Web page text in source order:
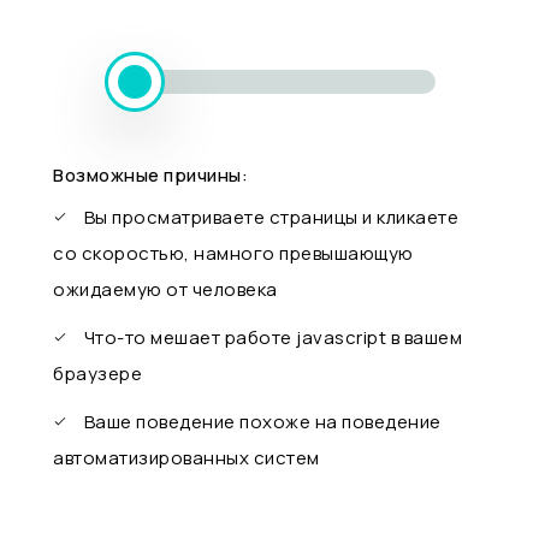
Возможные причины:
Вы просматриваете страницы и кликаете
со скоростью, намного превышающую
ожидаемую от человека
Что-то мешает работе javascript в вашем
браузере
Ваше поведение похоже на поведение
автоматизированных систем